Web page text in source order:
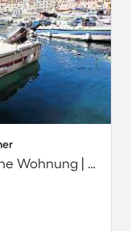
Kinderfreundliche wunderschöne Wohnung | Strand in der Nähe